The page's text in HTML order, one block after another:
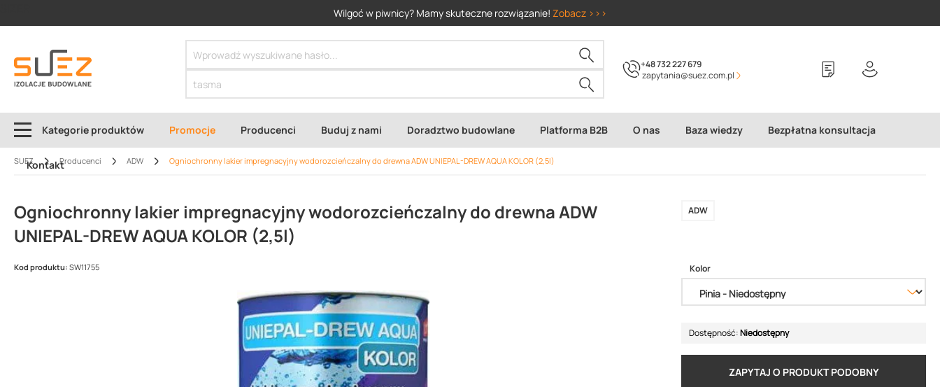
Wilgoć w piwnicy? Mamy skuteczne rozwiązanie! Zobacz >>>
+48 732 227 679
zapytania@suez.com.pl
Kategorie produktów Promocje Producenci Buduj z nami Doradztwo budowlane Platforma B2B O nas Baza wiedzy Bezpłatna konsultacja
Kontakt
SUEZ Producenci ADW Ogniochronny lakier impregnacyjny wodorozcieńczalny do drewna ADW UNIEPAL-DREW AQUA KOLOR (2,5l)
Ogniochronny lakier impregnacyjny wodorozcieńczalny do drewna ADW
UNIEPAL-DREW AQUA KOLOR (2,5l)
ADW
Kod produktu: SW11755 Kolor
Dostępność:Niedostępny
ZAPYTAJ O PRODUKT PODOBNY